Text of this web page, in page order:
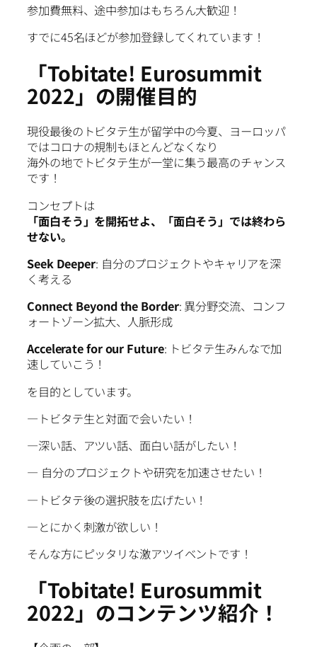
参加費無料、途中参加はもちろん大歓迎！
すでに45名ほどが参加登録してくれています！
「Tobitate! Eurosummit
2022」の開催目的
現役最後のトビタテ生が留学中の今夏、ヨーロッパ
ではコロナの規制もほとんどなくなり
海外の地でトビタテ生が一堂に集う最高のチャンス
です！
コンセプトは
「面白そう」を開拓せよ、「面白そう」では終わら
せない。
Seek Deeper: 自分のプロジェクトやキャリアを深
く考える
Connect Beyond the Border: 異分野交流、コンフ
ォートゾーン拡大、人脈形成
Accelerate for our Future: トビタテ生みんなで加
速していこう！
を目的としています。
―トビタテ生と対面で会いたい！
―深い話、アツい話、面白い話がしたい！
― 自分のプロジェクトや研究を加速させたい！
―トビタテ後の選択肢を広げたい！
―とにかく刺激が欲しい！
そんな方にピッタリな激アツイベントです！
「Tobitate! Eurosummit
2022」のコンテンツ紹介！